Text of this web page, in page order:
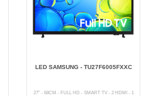
LED SAMSUNG - TU27F6005FXXC
27" - 68CM - FULL HD - SMART TV - 2 HDMI - 1